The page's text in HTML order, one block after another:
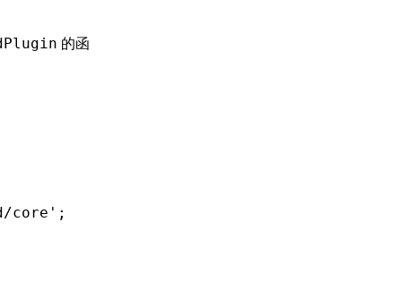
的函
core' ;